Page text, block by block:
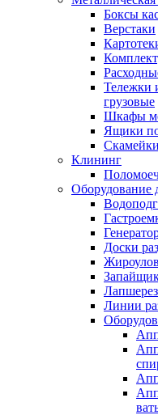
Боксы
Верстаки
Тележки
грузовые
Шкафы
Ящики
Скамейки
Клининг
Оборудование
Доски
Линии